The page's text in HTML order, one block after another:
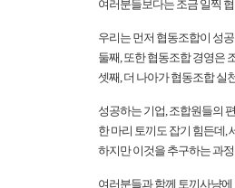
여러분들보다는 조금 일찍
우리는 먼저 협동조합이 성
둘째, 또한 협동조합 경영은
셋째, 더 나아가 협동조합 실
성공하는 기업, 조합원들의
한 마리 토끼도 잡기 힘든데,
하지만 이것을 추구하는 과
여러분들과 함께 토끼사냥